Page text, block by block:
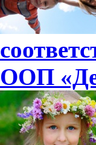
ООП